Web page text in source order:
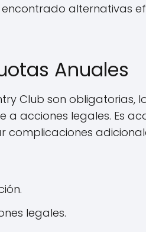
encontrado alternativas
Anuales
Club son obligatorias,
a acciones legales. Es
legales.